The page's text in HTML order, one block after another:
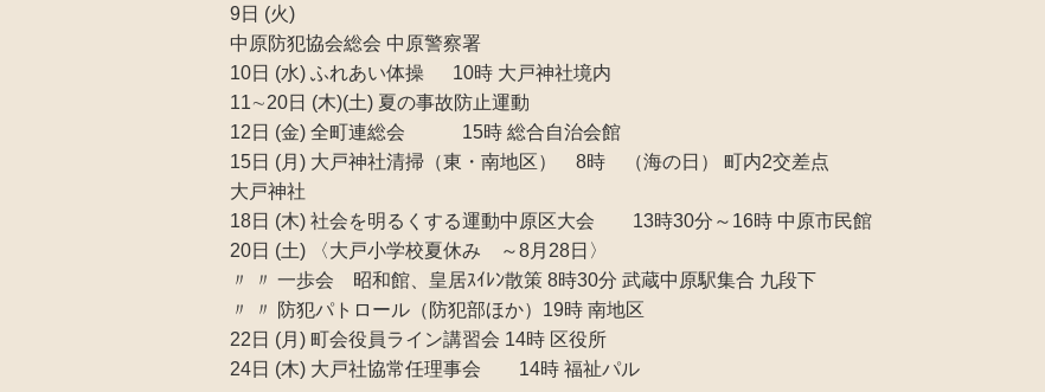
9日 (火)
中原防犯協会総会 中原警察署
10日 (水) ふれあい体操 10時 大戸神社境内
11∼20日 (木)(土) 夏の事故防止運動
12日 (金) 全町連総会 15時 総合自治会館
15日 (月) 大戸神社清掃（東・南地区） 8時 （海の日） 町内2交差点
大戸神社
18日 (木) 社会を明るくする運動中原区大会 13時30分～16時 中原市民館
20日 (土) 〈大戸小学校夏休み ～8月28日〉
〃 〃 一歩会 昭和館、皇居ｽｲﾚﾝ散策 8時30分 武蔵中原駅集合 九段下
〃 〃 防犯パトロール（防犯部ほか）19時 南地区
22日 (月) 町会役員ライン講習会 14時 区役所
24日 (木) 大戸社協常任理事会 14時 福祉パル